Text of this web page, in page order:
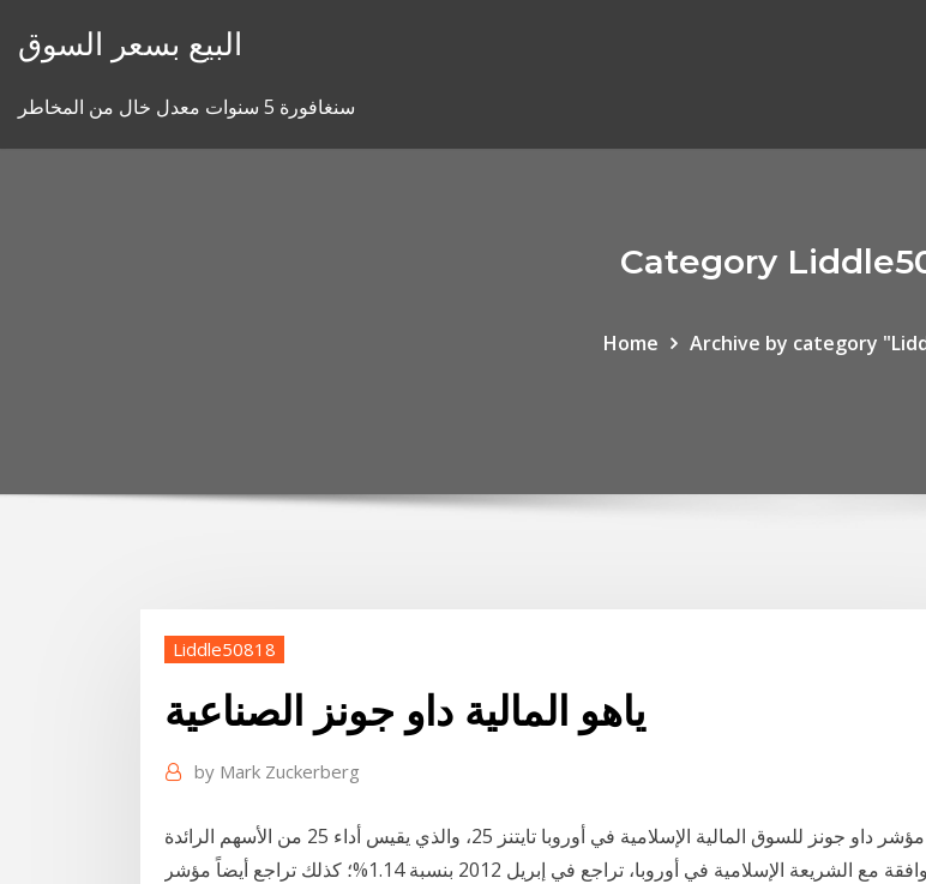
البيع بسعر السوق
سنغافورة 5 سنوات معدل خال من المخاطر
Category
Home Archive by category
Liddle50818
ياهو المالية داو جونز الصناعية
by Mark Zuckerberg
مؤشر داو جونز للسوق المالية الإسلامية في أوروبا تايتنز 25، والذي يقيس أداء 25 من الأسهم الرائدة
والمتوافقة مع الشريعة الإسلامية في أوروبا، تراجع في إبريل 2012 بنسبة 1.14%؛ كذلك تراجع أيضاً مؤشر